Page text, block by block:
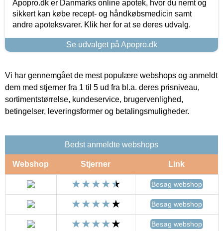
Apopro.dk er Danmarks online apotek, hvor du nemt og
sikkert kan købe recept- og håndkøbsmedicin samt
andre apoteksvarer. Klik her for at se deres udvalg.
Se udvalget på Apopro.dk
Vi har gennemgået de mest populære webshops og anmeldt
dem med stjerner fra 1 til 5 ud fra bl.a. deres prisniveau,
sortimentstørrelse, kundeservice, brugervenlighed,
betingelser, leveringsformer og betalingsmuligheder.
Bedst anmeldte webshops
Webshop Stjerner Link
Besøg webshop
Besøg webshop
Besøg webshop